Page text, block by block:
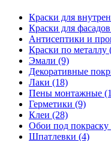
Краски для
Краски для
Антисептики и
Краски по металлу
Эмали (9)
Декоративные
Лаки (18)
Пены монтажные
Герметики (9)
Клеи (28)
Обои под покраску
Шпатлевки (4)